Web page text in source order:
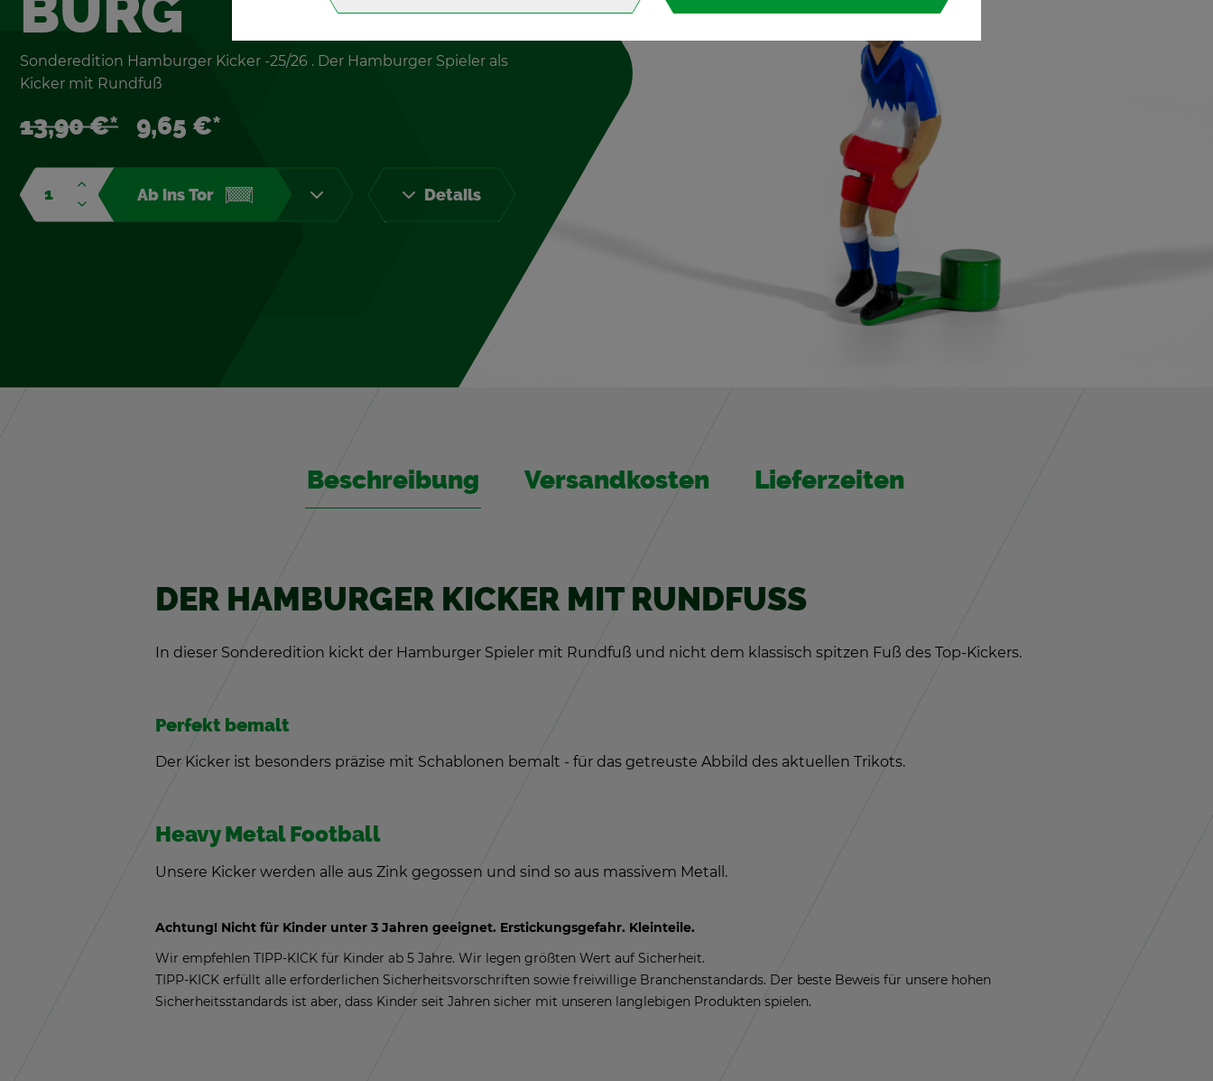
Son­der­edi­ti­on Ham­bur­ger Ki­cker -25/26 . Der Ham­bur­ger Spie­ler als
Ki­cker mit Rund­fuß
13,90 €* 9,65 €*
Ab ins Tor De­tails
Be­schrei­bung Ver­sand­kos­ten Lie­fer­zei­ten
DER HAM­BUR­GER KI­CKER MIT RUND­FUSS
In die­ser Son­der­edi­ti­on kickt der Ham­bur­ger Spie­ler mit Rund­fuß und nicht dem klas­sisch spit­zen Fuß des Top-Ki­ckers.
Per­fekt be­malt
Der Ki­cker ist be­son­ders prä­zi­se mit Scha­blo­nen be­malt - für das ge­treus­te Ab­bild des ak­tu­el­len Tri­kots.
Heavy Metal Foot­ball
Un­se­re Ki­cker wer­den alle aus Zink ge­gos­sen und sind so aus mas­si­vem Me­tall.
Ach­tung! Nicht für Kin­der unter 3 Jah­ren ge­eig­net. Er­sti­ckungs­ge­fahr. Klein­tei­le.
Wir emp­feh­len TIPP-KICK für Kin­der ab 5 Jahre. Wir legen größ­ten Wert auf Si­cher­heit.
TIPP-KICK er­füllt alle er­for­der­li­chen Si­cher­heits­vor­schrif­ten sowie frei­wil­li­ge Bran­chen­stan­dards. Der beste Be­weis für un­se­re hohen
Si­cher­heits­stan­dards ist aber, dass Kin­der seit Jah­ren si­cher mit un­se­ren lang­le­bi­gen Pro­duk­ten spie­len.